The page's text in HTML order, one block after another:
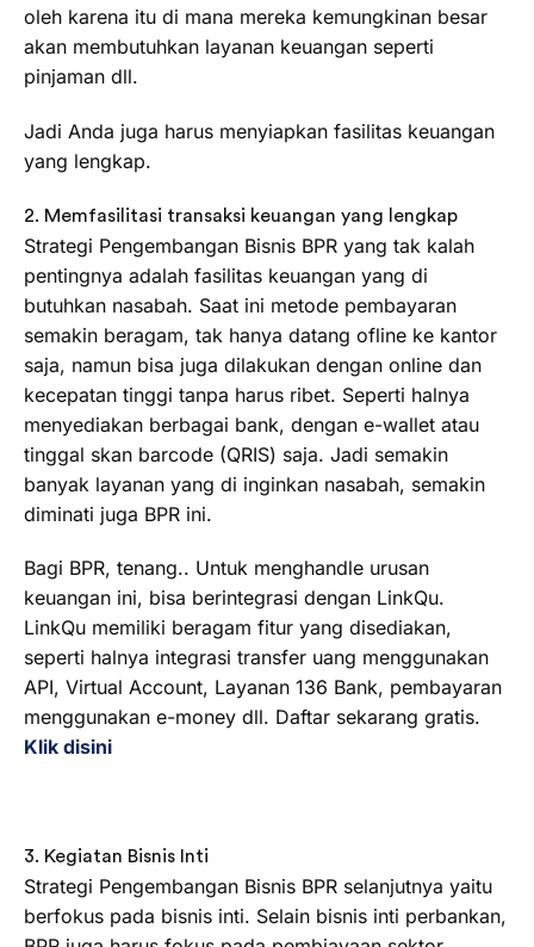
oleh karena itu di mana mereka kemungkinan besar
akan membutuhkan layanan keuangan seperti
pinjaman dll.
Jadi Anda juga harus menyiapkan fasilitas keuangan
yang lengkap.
2. Memfasilitasi transaksi keuangan yang lengkap
Strategi Pengembangan Bisnis BPR yang tak kalah
pentingnya adalah fasilitas keuangan yang di
butuhkan nasabah. Saat ini metode pembayaran
semakin beragam, tak hanya datang ofline ke kantor
saja, namun bisa juga dilakukan dengan online dan
kecepatan tinggi tanpa harus ribet. Seperti halnya
menyediakan berbagai bank, dengan e-wallet atau
tinggal skan barcode (QRIS) saja. Jadi semakin
banyak layanan yang di inginkan nasabah, semakin
diminati juga BPR ini.
Bagi BPR, tenang.. Untuk menghandle urusan
keuangan ini, bisa berintegrasi dengan LinkQu.
LinkQu memiliki beragam fitur yang disediakan,
seperti halnya integrasi transfer uang menggunakan
API, Virtual Account, Layanan 136 Bank, pembayaran
menggunakan e-money dll. Daftar sekarang gratis.
Klik disini
3. Kegiatan Bisnis Inti
Strategi Pengembangan Bisnis BPR selanjutnya yaitu
berfokus pada bisnis inti. Selain bisnis inti perbankan,